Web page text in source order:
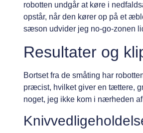
robotten undgår at køre i
opstår, når den kører op på et
sæson udvider jeg no-go-zonen
Resultater og
Bortset fra de småting har
præcist, hvilket giver en tættere,
noget, jeg ikke kom i nærheden